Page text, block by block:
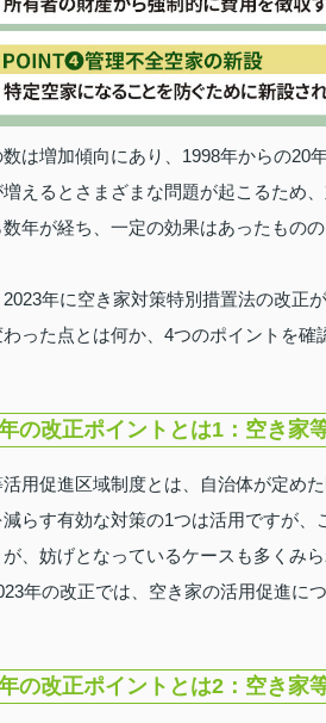
は増加傾向にあり、1998年からの20
えるとさまざまな問題が起こるため
年が経ち、一定の効果はあったもの
年に空き家対策特別措置法の改正
った点とは何か、4つのポイントを確
の改正ポイントとは1：空き家
活用促進区域制度とは、自治体が定め
らす有効な対策の1つは活用ですが
、妨げとなっているケースも多くみ
年の改正では、空き家の活用促進に
の改正ポイントとは2：空き家